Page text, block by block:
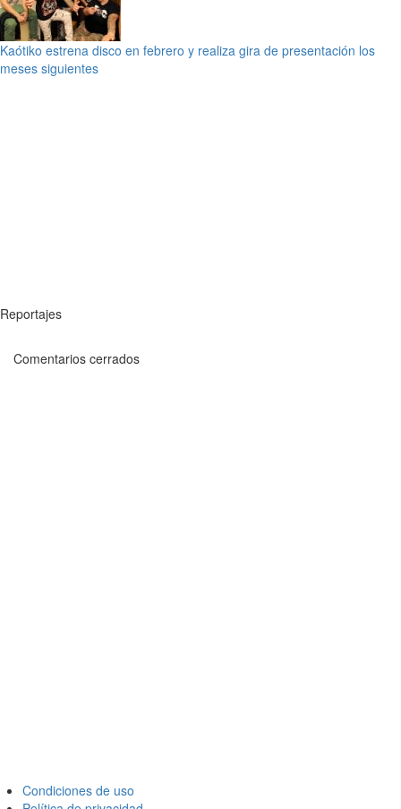
Kaótiko estrena disco en febrero y realiza gira de presentación los
meses siguientes
Reportajes
Comentarios cerrados
Condiciones de uso